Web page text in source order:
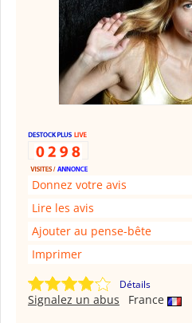
Donnez votre avis
Lire les avis
Ajouter au pense-bête
Imprimer
Détails
France
Signalez un abus